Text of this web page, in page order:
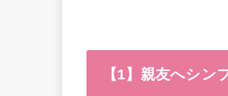
【1】親友へシ